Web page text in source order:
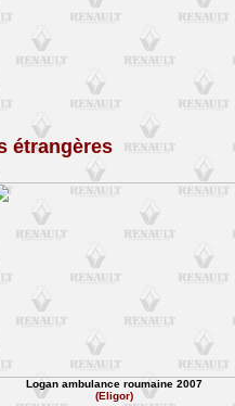
étrangères
Logan ambulance roumaine 2007
(Eligor)